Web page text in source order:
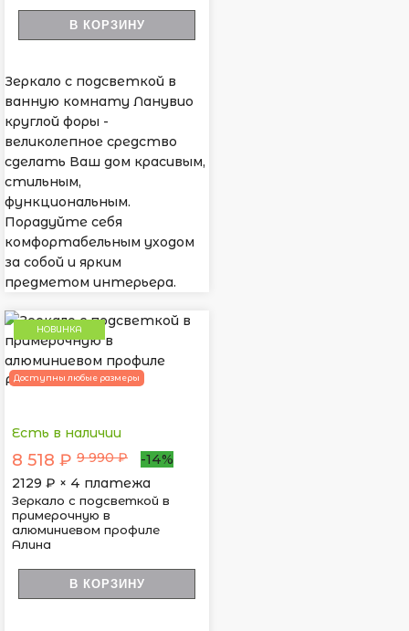
В КОРЗИНУ
Зеркало с подсветкой в
ванную комнату Ланувио
круглой форы -
великолепное средство
сделать Ваш дом красивым,
стильным,
функциональным.
Порадуйте себя
комфортабельным уходом
за собой и ярким
предметом интерьера.
НОВИНКА
Доступны любые размеры
Есть в наличии
8 518 ₽ 9 990 ₽
-14%
2129 ₽ × 4 платежа
Зеркало с подсветкой в
примерочную в
алюминиевом профиле
Алина
В КОРЗИНУ